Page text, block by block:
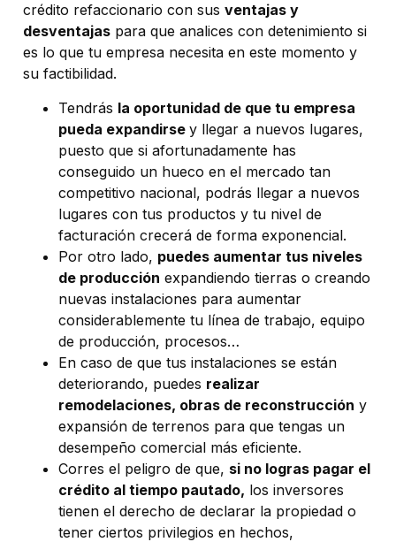
crédito refaccionario con sus ventajas y
desventajas para que analices con detenimiento si
es lo que tu empresa necesita en este momento y
su factibilidad.
Tendrás la oportunidad de que tu empresa
pueda expandirse y llegar a nuevos lugares,
puesto que si afortunadamente has
conseguido un hueco en el mercado tan
competitivo nacional, podrás llegar a nuevos
lugares con tus productos y tu nivel de
facturación crecerá de forma exponencial.
Por otro lado, puedes aumentar tus niveles
de producción expandiendo tierras o creando
nuevas instalaciones para aumentar
considerablemente tu línea de trabajo, equipo
de producción, procesos…
En caso de que tus instalaciones se están
deteriorando, puedes realizar
remodelaciones, obras de reconstrucción y
expansión de terrenos para que tengas un
desempeño comercial más eficiente.
Corres el peligro de que, si no logras pagar el
crédito al tiempo pautado, los inversores
tienen el derecho de declarar la propiedad o
tener ciertos privilegios en hechos,